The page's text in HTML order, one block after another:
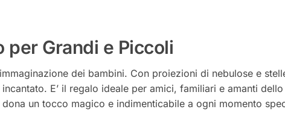
per Grandi e Piccoli
dei bambini. Con proiezioni di nebulose e
E’ il regalo ideale per amici, familiari e amanti
un tocco magico e indimenticabile a ogni momento